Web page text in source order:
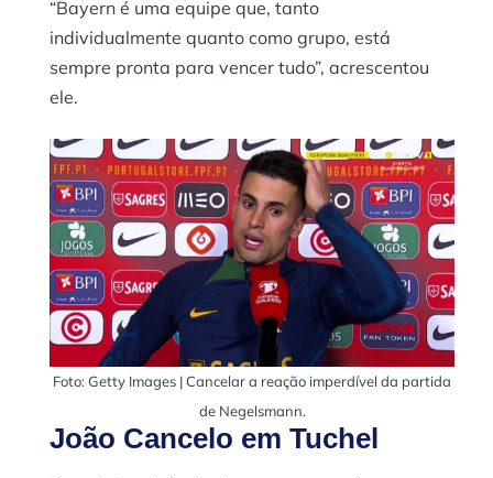
“Bayern é uma equipe que, tanto
individualmente quanto como grupo, está
sempre pronta para vencer tudo”, acrescentou
ele.
Foto: Getty Images | Cancelar a reação imperdível da partida
de Negelsmann.
João Cancelo em Tuchel